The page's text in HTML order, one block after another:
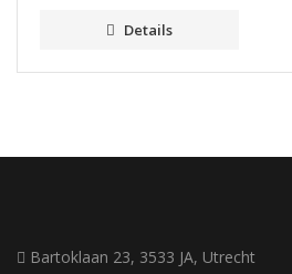
Details
Bartoklaan 23, 3533 JA, Utrecht